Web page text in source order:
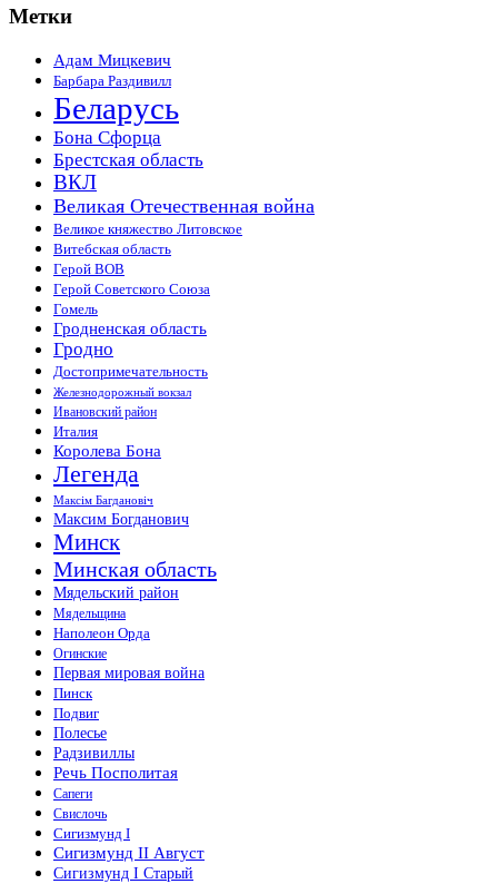
Метки
Адам Мицкевич
Барбара Раздивилл
Беларусь
Бона Сфорца
Брестская область
ВКЛ
Великая Отечественная война
Великое княжество Литовское
Витебская область
Герой ВОВ
Герой Советского Союза
Гомель
Гродненская область
Гродно
Достопримечательность
Железнодорожный вокзал
Ивановский район
Италия
Королева Бона
Легенда
Максiм Багдановiч
Максим Богданович
Минск
Минская область
Мядельский район
Мядельщина
Наполеон Орда
Огинские
Первая мировая война
Пинск
Подвиг
Полесье
Радзивиллы
Речь Посполитая
Сапеги
Свислочь
Сигизмунд I
Сигизмунд II Август
Сигизмунд I Старый